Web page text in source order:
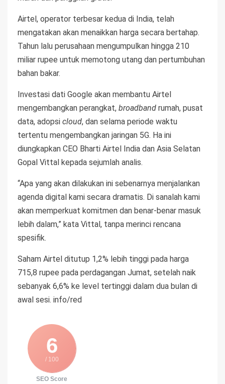
Airtel, operator terbesar kedua di India, telah
mengatakan akan menaikkan harga secara bertahap.
Tahun lalu perusahaan mengumpulkan hingga 210
miliar rupee untuk memotong utang dan pertumbuhan
bahan bakar.
Investasi dati Google akan membantu Airtel
mengembangkan perangkat, broadband rumah, pusat
data, adopsi cloud, dan selama periode waktu
tertentu mengembangkan jaringan 5G. Ha ini
diungkapkan CEO Bharti Airtel India dan Asia Selatan
Gopal Vittal kepada sejumlah analis.
“Apa yang akan dilakukan ini sebenarnya menjalankan
agenda digital kami secara dramatis. Di sanalah kami
akan memperkuat komitmen dan benar-benar masuk
lebih dalam,” kata Vittal, tanpa merinci rencana
spesifik.
Saham Airtel ditutup 1,2% lebih tinggi pada harga
715,8 rupee pada perdagangan Jumat, setelah naik
sebanyak 6,6% ke level tertinggi dalam dua bulan di
awal sesi. info/red
6
/ 100
SEO Score